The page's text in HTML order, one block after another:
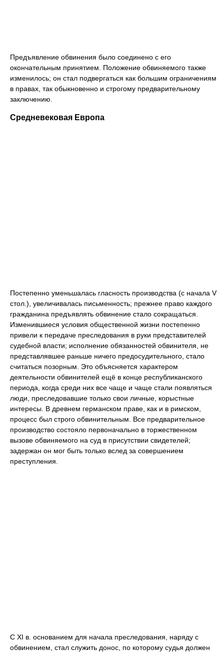
Предъявление обвинения было соединено с его
окончательным принятием. Положение обвиняемого также
изменилось; он стал подвергаться как большим ограничениям
в правах, так обыкновенно и строгому предварительному
заключению.
Средневековая Европа
Постепенно уменьшалась гласность производства (с начала V
стол.), увеличивалась письменность; прежнее право каждого
гражданина предъявлять обвинение стало сокращаться.
Изменившиеся условия общественной жизни постепенно
привели к передаче преследования в руки представителей
судебной власти; исполнение обязанностей обвинителя, не
представлявшее раньше ничего предосудительного, стало
считаться позорным. Это объясняется характером
деятельности обвинителей ещё в конце республиканского
периода, когда среди них все чаще и чаще стали появляться
люди, преследовавшие только свои личные, корыстные
интересы. В древнем германском праве, как и в римском,
процесс был строго обвинительным. Все предварительное
производство состояло первоначально в торжественном
вызове обвиняемого на суд в присутствии свидетелей;
задержан он мог быть только вслед за совершением
преступления.
С XI в. основанием для начала преследования, наряду с
обвинением, стал служить донос, по которому судья должен